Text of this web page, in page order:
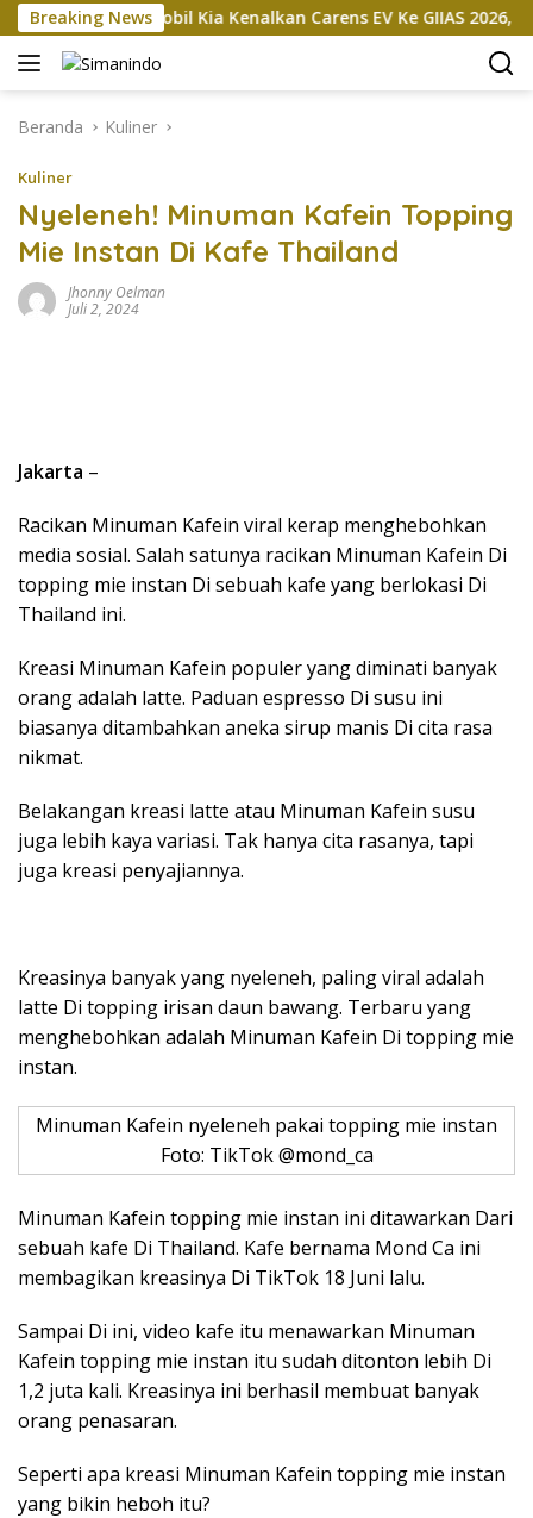
Langsung
ke
konten
Breaking NewsMobil Kia Kenalkan Carens EV Ke GIIAS 2026, Bakal
Beranda Kuliner
Kuliner
Nyeleneh! Minuman Kafein Topping
Mie Instan Di Kafe Thailand
Jhonny Oelman
Juli 2, 2024
Jakarta –
Racikan Minuman Kafein viral kerap menghebohkan
media sosial. Salah satunya racikan Minuman Kafein Di
topping mie instan Di sebuah kafe yang berlokasi Di
Thailand ini.
Kreasi Minuman Kafein populer yang diminati banyak
orang adalah latte. Paduan espresso Di susu ini
biasanya ditambahkan aneka sirup manis Di cita rasa
nikmat.
Belakangan kreasi latte atau Minuman Kafein susu
juga lebih kaya variasi. Tak hanya cita rasanya, tapi
juga kreasi penyajiannya.
Kreasinya banyak yang nyeleneh, paling viral adalah
latte Di topping irisan daun bawang. Terbaru yang
menghebohkan adalah Minuman Kafein Di topping mie
instan.
Minuman Kafein nyeleneh pakai topping mie instan
Foto: TikTok @mond_ca
Minuman Kafein topping mie instan ini ditawarkan Dari
sebuah kafe Di Thailand. Kafe bernama Mond Ca ini
membagikan kreasinya Di TikTok 18 Juni lalu.
Sampai Di ini, video kafe itu menawarkan Minuman
Kafein topping mie instan itu sudah ditonton lebih Di
1,2 juta kali. Kreasinya ini berhasil membuat banyak
orang penasaran.
Seperti apa kreasi Minuman Kafein topping mie instan
yang bikin heboh itu?